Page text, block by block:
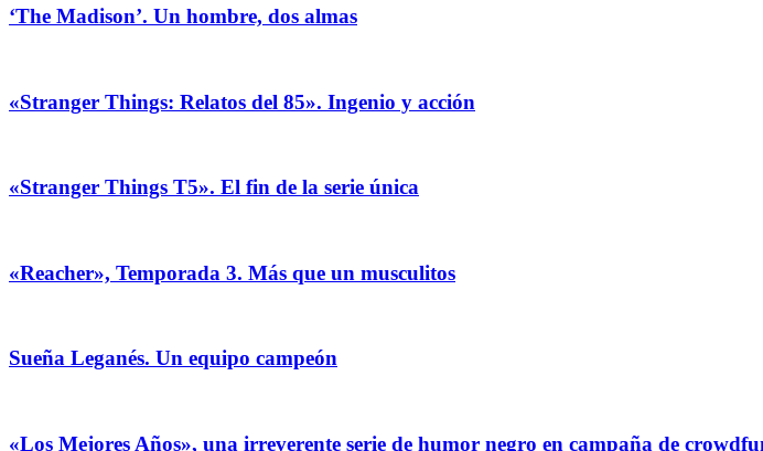
‘The Madison’. Un hombre, dos almas
«Stranger Things: Relatos del 85». Ingenio y acción
«Stranger Things T5». El fin de la serie única
«Reacher», Temporada 3. Más que un musculitos
Sueña Leganés. Un equipo campeón
«Los Mejores Años», una irreverente serie de humor negro en campaña de